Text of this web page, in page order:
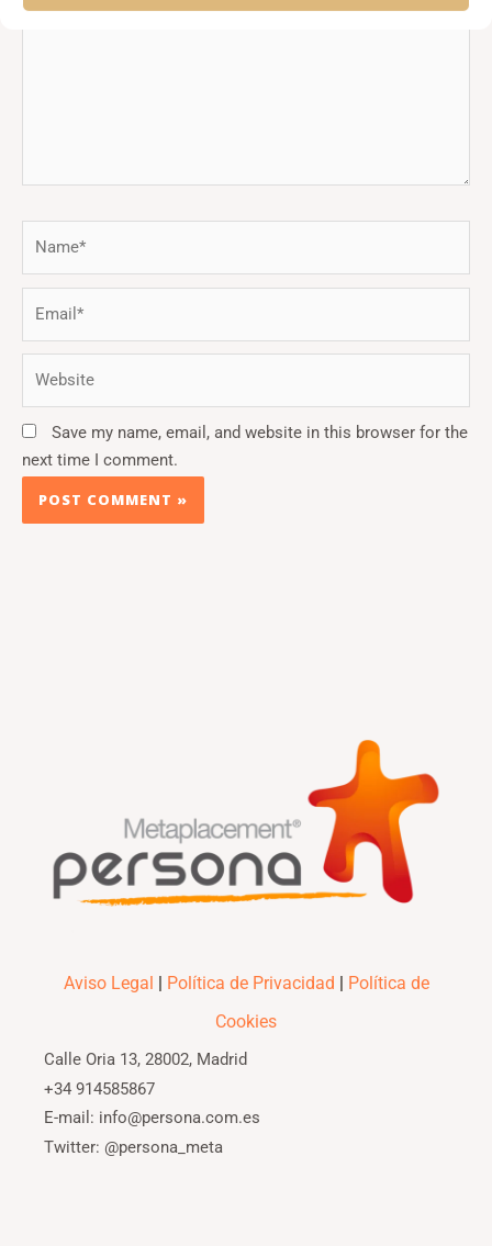
Save my name, email, and website in this browser for the
next time I comment.
Aviso Legal Política de Privacidad
Política de
Cookies
Calle Oria 13, 28002, Madrid
+34 914585867
E-mail: info@persona.com.es
Twitter: @persona_meta